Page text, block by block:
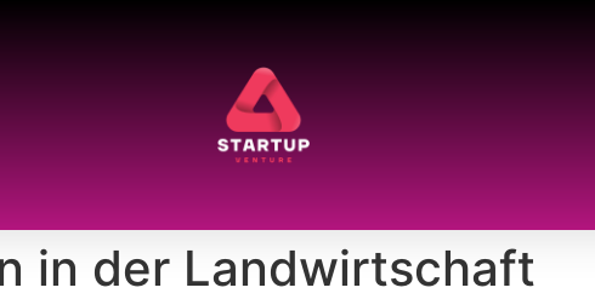
in der Landwirtschaft